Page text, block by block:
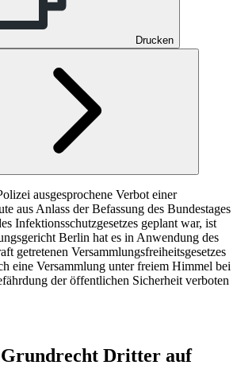
Drucken
ausgesprochene Verbot einer
aus Anlass der Befassung des Bundestages
Infektionsschutzgesetzes geplant war, ist
Berlin hat es in Anwendung des
getretenen Versammlungsfreiheitsgesetzes
eine Versammlung unter freiem Himmel bei
der öffentlichen Sicherheit verboten
Dritter auf